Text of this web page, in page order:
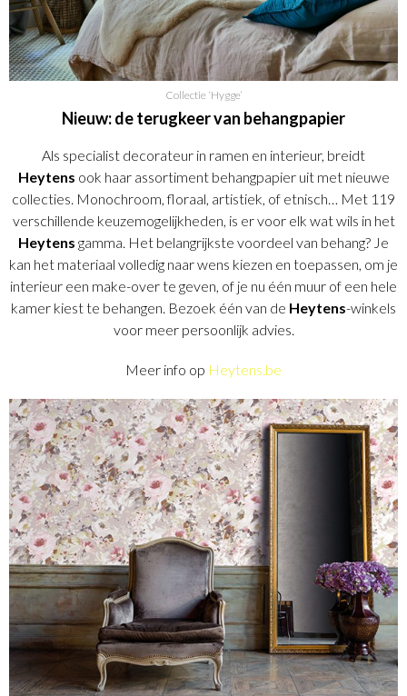
Collectie ‘Hygge’
Nieuw: de terugkeer van behangpapier
Als specialist decorateur in ramen en interieur, breidt
Heytens ook haar assortiment behangpapier uit met nieuwe
collecties. Monochroom, floraal, artistiek, of etnisch… Met 119
verschillende keuzemogelijkheden, is er voor elk wat wils in het
Heytens gamma. Het belangrijkste voordeel van behang? Je
kan het materiaal volledig naar wens kiezen en toepassen, om je
interieur een make-over te geven, of je nu één muur of een hele
kamer kiest te behangen. Bezoek één van de Heytens-winkels
voor meer persoonlijk advies.
Meer info op Heytens.be